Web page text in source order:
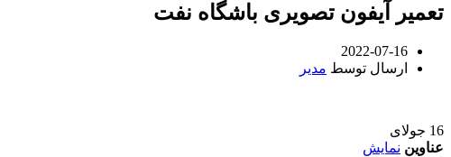
تعمیر آیفون تصویری باشگاه نفت
2022-07-16
ارسال توسط مدیر
16 جولای
عناوین نمایش